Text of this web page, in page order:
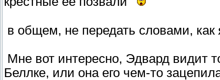
в общем, не передать словами, как
Мне вот интересно, Эдвард видит
Беллке, или она его чем-то